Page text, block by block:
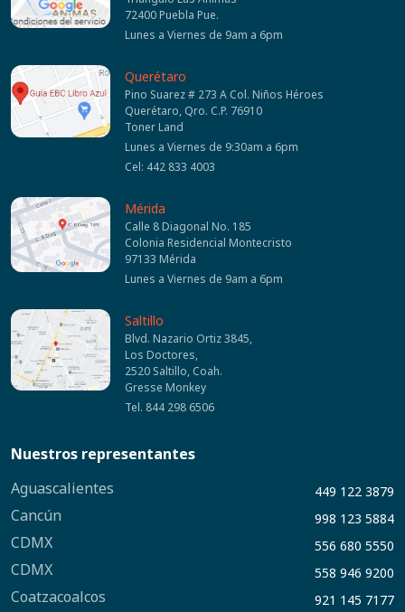
72400 Puebla Pue.
Lunes a Viernes de 9am a 6pm
Querétaro
Pino Suarez # 273 A Col. Niños Héroes
Querétaro, Qro. C.P. 76910
Toner Land
Lunes a Viernes de 9:30am a 6pm
Cel: 442 833 4003
Mérida
Calle 8 Diagonal No. 185
Colonia Residencial Montecristo
97133 Mérida
Lunes a Viernes de 9am a 6pm
Saltillo
Blvd. Nazario Ortiz 3845,
Los Doctores,
2520 Saltillo, Coah.
Gresse Monkey
Tel. 844 298 6506
Nuestros representantes
Aguascalientes
449 122 3879
Cancún 998 123 5884
CDMX 556 680 5550
CDMX 558 946 9200
Coatzacoalcos 921 145 7177